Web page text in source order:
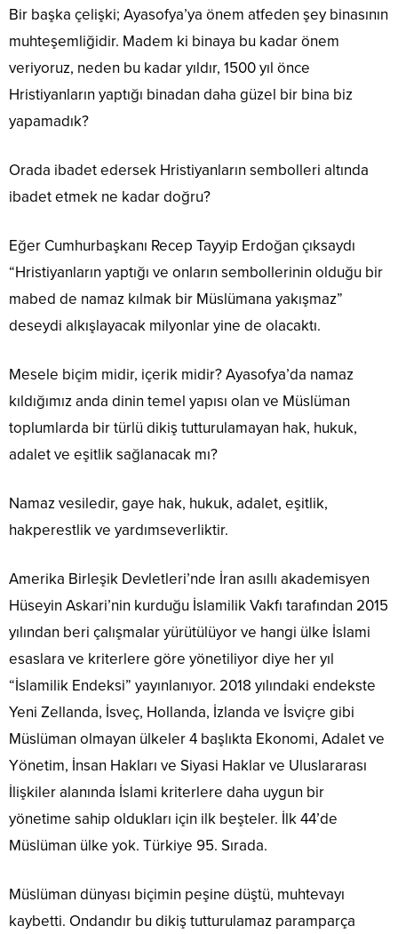
Bir başka çelişki; Ayasofya’ya önem atfeden şey binasının
muhteşemliğidir. Madem ki binaya bu kadar önem
veriyoruz, neden bu kadar yıldır, 1500 yıl önce
Hristiyanların yaptığı binadan daha güzel bir bina biz
yapamadık?
Orada ibadet edersek Hristiyanların sembolleri altında
ibadet etmek ne kadar doğru?
Eğer Cumhurbaşkanı Recep Tayyip Erdoğan çıksaydı
“Hristiyanların yaptığı ve onların sembollerinin olduğu bir
mabed de namaz kılmak bir Müslümana yakışmaz”
deseydi alkışlayacak milyonlar yine de olacaktı.
Mesele biçim midir, içerik midir? Ayasofya’da namaz
kıldığımız anda dinin temel yapısı olan ve Müslüman
toplumlarda bir türlü dikiş tutturulamayan hak, hukuk,
adalet ve eşitlik sağlanacak mı?
Namaz vesiledir, gaye hak, hukuk, adalet, eşitlik,
hakperestlik ve yardımseverliktir.
Amerika Birleşik Devletleri’nde İran asıllı akademisyen
Hüseyin Askari’nin kurduğu İslamilik Vakfı tarafından 2015
yılından beri çalışmalar yürütülüyor ve hangi ülke İslami
esaslara ve kriterlere göre yönetiliyor diye her yıl
“İslamilik Endeksi” yayınlanıyor. 2018 yılındaki endekste
Yeni Zellanda, İsveç, Hollanda, İzlanda ve İsviçre gibi
Müslüman olmayan ülkeler 4 başlıkta Ekonomi, Adalet ve
Yönetim, İnsan Hakları ve Siyasi Haklar ve Uluslararası
İlişkiler alanında İslami kriterlere daha uygun bir
yönetime sahip oldukları için ilk beşteler. İlk 44’de
Müslüman ülke yok. Türkiye 95. Sırada.
Müslüman dünyası biçimin peşine düştü, muhtevayı
kaybetti. Ondandır bu dikiş tutturulamaz paramparça